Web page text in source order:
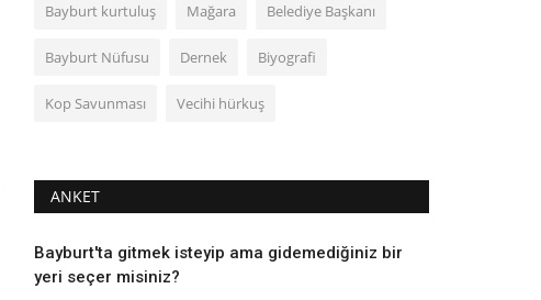
Bayburt kurtuluş Mağara Belediye Başkanı
Bayburt Nüfusu Dernek Biyografi
Kop Savunması Vecihi hürkuş
ANKET
Bayburt'ta gitmek isteyip ama gidemediğiniz bir
yeri seçer misiniz?